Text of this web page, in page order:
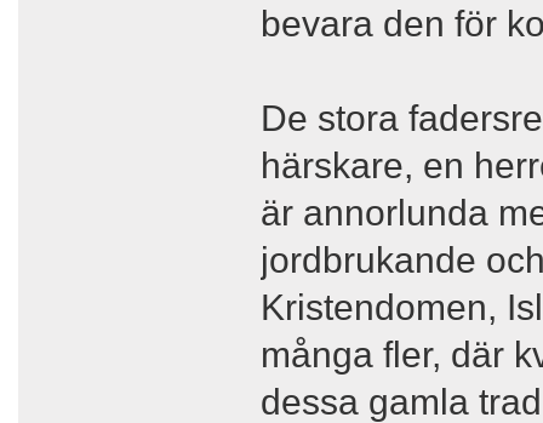
bevara den för
De stora
härskare, en
är annorlunda
jordbrukande
Kristendomen,
många fler, där
dessa gamla